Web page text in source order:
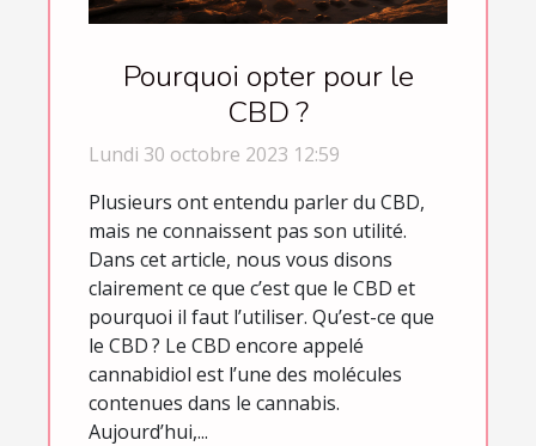
Pourquoi opter pour le
CBD ?
Lundi 30 octobre 2023 12:59
Plusieurs ont entendu parler du CBD,
mais ne connaissent pas son utilité.
Dans cet article, nous vous disons
clairement ce que c’est que le CBD et
pourquoi il faut l’utiliser. Qu’est-ce que
le CBD ? Le CBD encore appelé
cannabidiol est l’une des molécules
contenues dans le cannabis.
Aujourd’hui,...